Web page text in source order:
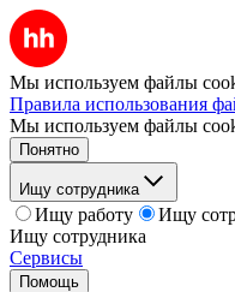
Мы используем файлы
Правила использования
Мы используем файлы
Понятно
Ищу сотрудника
Ищу работу
Ищу
Ищу сотрудника
Сервисы
Помощь